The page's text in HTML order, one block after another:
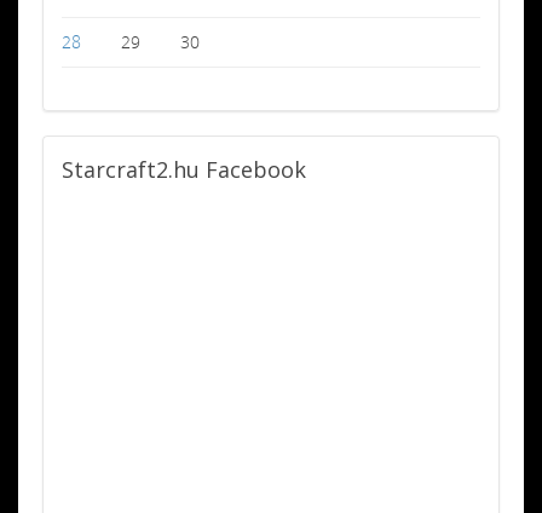
28 29 30
Starcraft2.hu Facebook